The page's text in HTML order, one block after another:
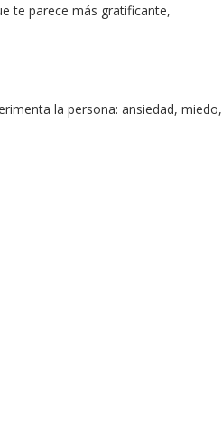
te parece más gratificante,
la persona: ansiedad, miedo,